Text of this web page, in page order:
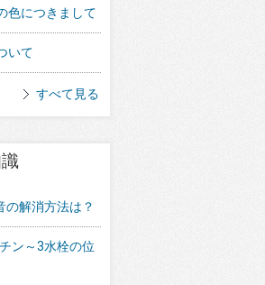
色につきまして
いて
すべて見る
の解消方法は？
ン～3水栓の位